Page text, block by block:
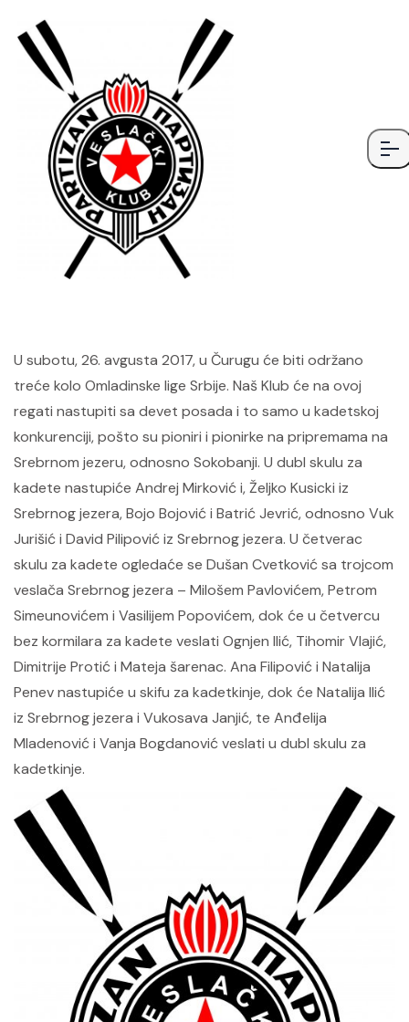
U subotu, 26. avgusta 2017, u Čurugu će biti održano
treće kolo Omladinske lige Srbije. Naš Klub će na ovoj
regati nastupiti sa devet posada i to samo u kadetskoj
konkurenciji, pošto su pioniri i pionirke na pripremama na
Srebrnom jezeru, odnosno Sokobanji. U dubl skulu za
kadete nastupiće Andrej Mirković i, Željko Kusicki iz
Srebrnog jezera, Bojo Bojović i Batrić Jevrić, odnosno Vuk
Jurišić i David Pilipović iz Srebrnog jezera. U četverac
skulu za kadete ogledaće se Dušan Cvetković sa trojcom
veslača Srebrnog jezera – Milošem Pavlovićem, Petrom
Simeunovićem i Vasilijem Popovićem, dok će u četvercu
bez kormilara za kadete veslati Ognjen Ilić, Tihomir Vlajić,
Dimitrije Protić i Mateja šarenac. Ana Filipović i Natalija
Penev nastupiće u skifu za kadetkinje, dok će Natalija Ilić
iz Srebrnog jezera i Vukosava Janjić, te Anđelija
Mladenović i Vanja Bogdanović veslati u dubl skulu za
kadetkinje.